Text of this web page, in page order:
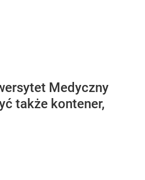
Medyczny
także kontener,